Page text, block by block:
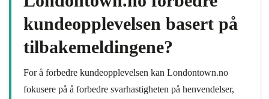
kundeopplevelsen basert på
tilbakemeldingene?
For å forbedre kundeopplevelsen kan Londontown.no
fokusere på å forbedre svarhastigheten på henvendelser,